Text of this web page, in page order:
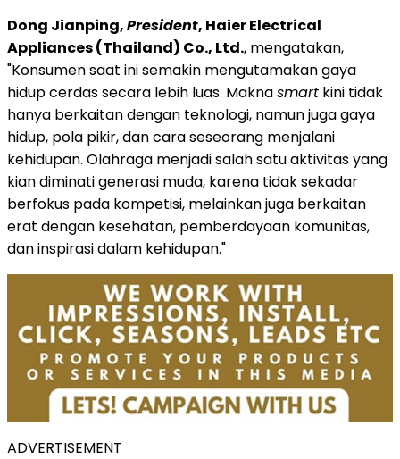
Dong Jianping,President, Haier Electrical
Appliances (Thailand) Co., Ltd., mengatakan,
"Konsumen saat ini semakin mengutamakan gaya
hidup cerdas secara lebih luas. Maknasmart kini tidak
hanya berkaitan dengan teknologi, namun juga gaya
hidup, pola pikir, dan cara seseorang menjalani
kehidupan. Olahraga menjadi salah satu aktivitas yang
kian diminati generasi muda, karena tidak sekadar
berfokus pada kompetisi, melainkan juga berkaitan
erat dengan kesehatan, pemberdayaan komunitas,
dan inspirasi dalam kehidupan."
ADVERTISEMENT